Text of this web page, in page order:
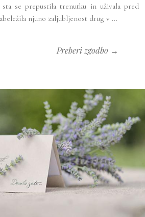
sta se prepustila trenutku in uživala pred
njuno zaljubljenost drug v ...
Preberi zgodbo →